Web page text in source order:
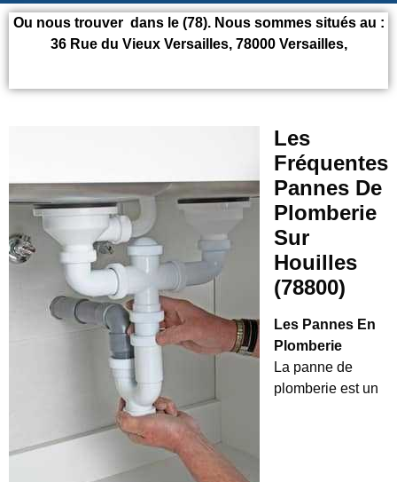
Ou nous trouver dans le (78). Nous sommes situés au :
36 Rue du Vieux Versailles, 78000 Versailles,
Les
Fréquentes
Pannes De
Plomberie
Sur
Houilles
(78800)
Les Pannes En
Plomberie
La panne de
plomberie est un